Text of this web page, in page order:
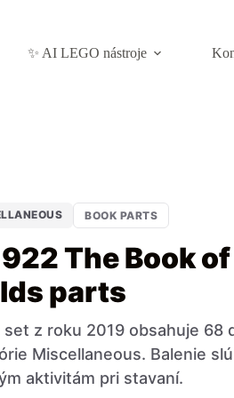
✨ AI LEGO nástroje
BOOK PARTS
The Book
parts
z roku 2019 obsahuje 68
Miscellaneous. Balenie
aktivitám pri stavaní.